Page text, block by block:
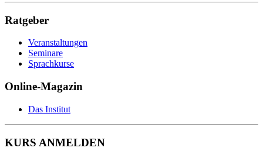
Ratgeber
Veranstaltungen
Seminare
Sprachkurse
Online-Magazin
Das Institut
KURS ANMELDEN